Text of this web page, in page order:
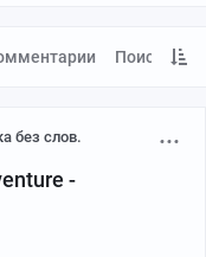
Поиск
без слов.
-